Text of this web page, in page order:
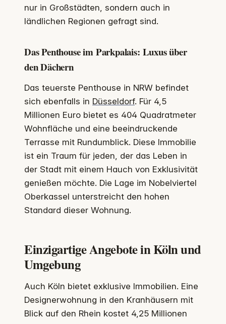
nur in Großstädten, sondern auch in
ländlichen Regionen gefragt sind.
Das Penthouse im Parkpalais: Luxus über
den Dächern
Das teuerste Penthouse in NRW befindet
sich ebenfalls in Düsseldorf. Für 4,5
Millionen Euro bietet es 404 Quadratmeter
Wohnfläche und eine beeindruckende
Terrasse mit Rundumblick. Diese Immobilie
ist ein Traum für jeden, der das Leben in
der Stadt mit einem Hauch von Exklusivität
genießen möchte. Die Lage im Nobelviertel
Oberkassel unterstreicht den hohen
Standard dieser Wohnung.
Einzigartige Angebote in Köln und
Umgebung
Auch Köln bietet exklusive Immobilien. Eine
Designerwohnung in den Kranhäusern mit
Blick auf den Rhein kostet 4,25 Millionen